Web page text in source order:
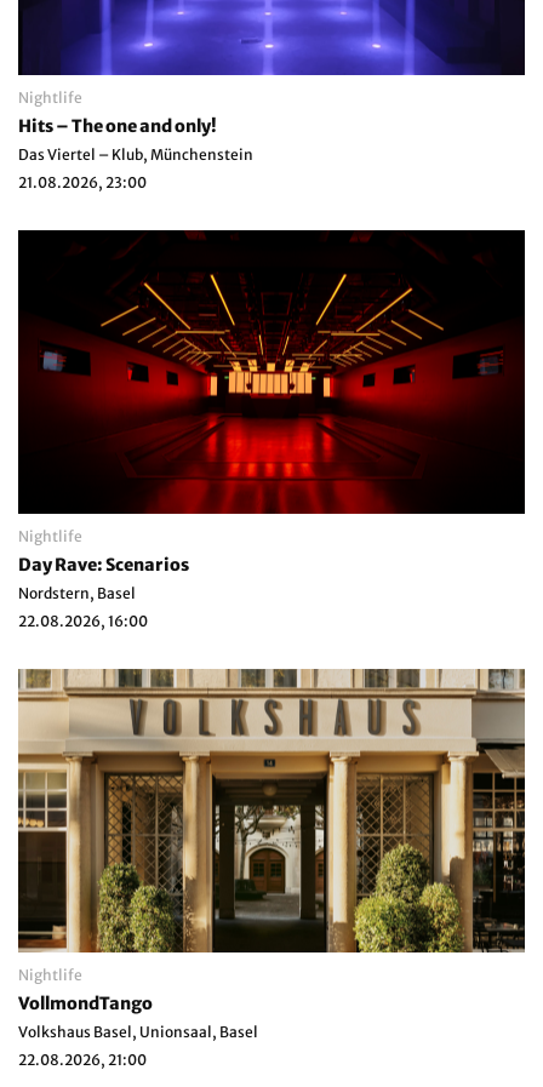
Nightlife
Hits – The one and only!
Das Viertel – Klub, Münchenstein
21.08.2026, 23:00
Nightlife
Day Rave: Scenarios
Nordstern, Basel
22.08.2026, 16:00
Nightlife
VollmondTango
Volkshaus Basel, Unionsaal, Basel
22.08.2026, 21:00